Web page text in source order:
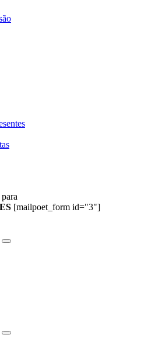
[mailpoet_form id="3"]